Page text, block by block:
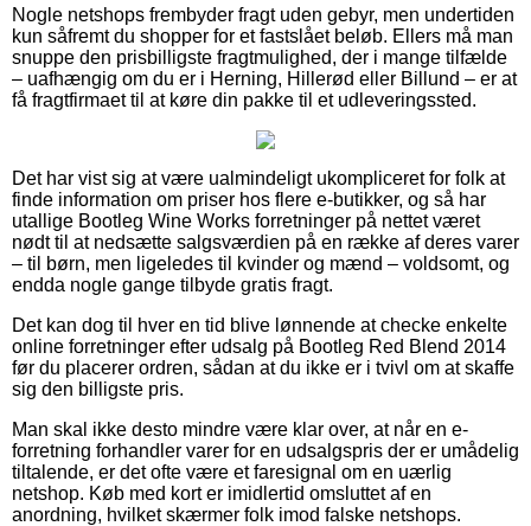
Nogle netshops frembyder fragt uden gebyr, men undertiden
kun såfremt du shopper for et fastslået beløb. Ellers må man
snuppe den prisbilligste fragtmulighed, der i mange tilfælde
– uafhængig om du er i Herning, Hillerød eller Billund – er at
få fragtfirmaet til at køre din pakke til et udleveringssted.
Det har vist sig at være ualmindeligt ukompliceret for folk at
finde information om priser hos flere e-butikker, og så har
utallige Bootleg Wine Works forretninger på nettet været
nødt til at nedsætte salgsværdien på en række af deres varer
– til børn, men ligeledes til kvinder og mænd – voldsomt, og
endda nogle gange tilbyde gratis fragt.
Det kan dog til hver en tid blive lønnende at checke enkelte
online forretninger efter udsalg på Bootleg Red Blend 2014
før du placerer ordren, sådan at du ikke er i tvivl om at skaffe
sig den billigste pris.
Man skal ikke desto mindre være klar over, at når en e-
forretning forhandler varer for en udsalgspris der er umådelig
tiltalende, er det ofte være et faresignal om en uærlig
netshop. Køb med kort er imidlertid omsluttet af en
anordning, hvilket skærmer folk imod falske netshops.